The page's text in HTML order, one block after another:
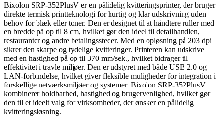
Bixolon SRP-352PlusV er en pålidelig kvitteringsprinter, der bruger
direkte termisk printteknologi for hurtig og klar udskrivning uden
behov for blæk eller toner. Den er designet til at håndtere ruller med
en bredde på op til 8 cm, hvilket gør den ideel til detailhandlen,
restauranter og andre betalingssteder. Med en opløsning på 203 dpi
sikrer den skarpe og tydelige kvitteringer. Printeren kan udskrive
med en hastighed på op til 370 mm/sek., hvilket bidrager til
effektivitet i travle miljøer. Den er udstyret med både USB 2.0 og
LAN-forbindelse, hvilket giver fleksible muligheder for integration i
forskellige netværksmiljøer og systemer. Bixolon SRP-352PlusV
kombinerer holdbarhed, hastighed og brugervenlighed, hvilket gør
den til et ideelt valg for virksomheder, der ønsker en pålidelig
kvitteringsløsning.